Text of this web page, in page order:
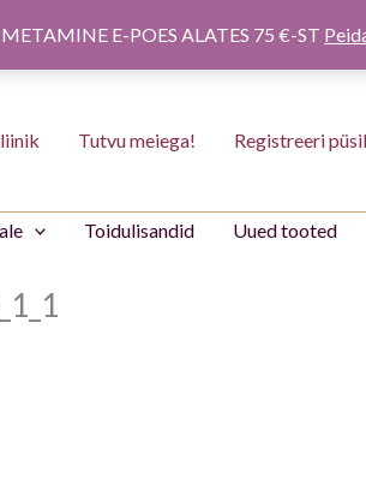
E-POES ALATES 75 €-ST
Tutvu meiega! Registreeri
Toidulisandid Uued tooted